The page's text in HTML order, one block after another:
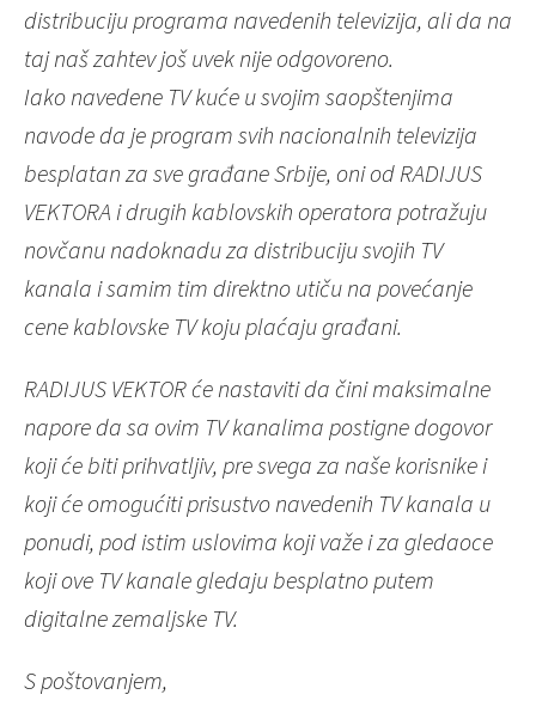
distribuciju programa navedenih televizija, ali da na
taj naš zahtev još uvek nije odgovoreno.
Iako navedene TV kuće u svojim saopštenjima
navode da je program svih nacionalnih televizija
besplatan za sve građane Srbije, oni od RADIJUS
VEKTORA i drugih kablovskih operatora potražuju
novčanu nadoknadu za distribuciju svojih TV
kanala i samim tim direktno utiču na povećanje
cene kablovske TV koju plaćaju građani.
RADIJUS VEKTOR će nastaviti da čini maksimalne
napore da sa ovim TV kanalima postigne dogovor
koji će biti prihvatljiv, pre svega za naše korisnike i
koji će omogućiti prisustvo navedenih TV kanala u
ponudi, pod istim uslovima koji važe i za gledaoce
koji ove TV kanale gledaju besplatno putem
digitalne zemaljske TV.
S poštovanjem,